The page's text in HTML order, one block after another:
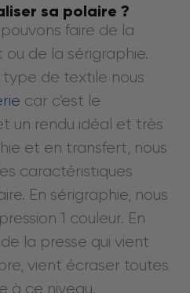
sa polaire ?
faire de la
de la sérigraphie.
de textile nous
car c’est le
un rendu idéal et très
et en transfert, nous
caractéristiques
En sérigraphie, nous
1 couleur. En
la presse qui vient
vient écraser toutes
à ce niveau.